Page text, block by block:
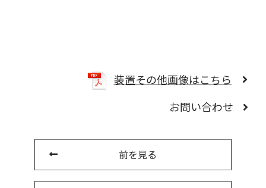
装置その他画像はこちら
お問い合わせ
前を見る